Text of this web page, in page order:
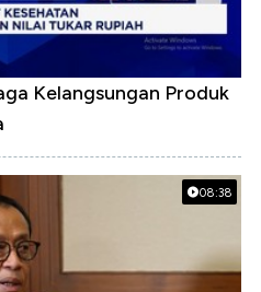
Kelangsungan Produk
08:38